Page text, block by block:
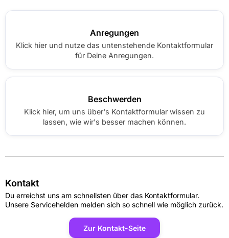
Anregungen
Klick hier und nutze das untenstehende Kontaktformular
für Deine Anregungen.
Beschwerden
Klick hier, um uns über's Kontaktformular wissen zu
lassen, wie wir's besser machen können.
Kontakt
Du erreichst uns am schnellsten über das Kontaktformular.
Unsere Servicehelden melden sich so schnell wie möglich zurück.
Zur Kontakt-Seite